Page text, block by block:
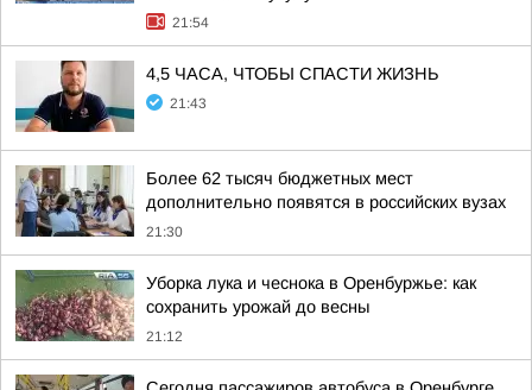
21:54
4,5 ЧАСА, ЧТОБЫ СПАСТИ ЖИЗНЬ
21:43
Более 62 тысяч бюджетных мест
дополнительно появятся в российских вузах
21:30
Уборка лука и чеснока в Оренбуржье: как
сохранить урожай до весны
21:12